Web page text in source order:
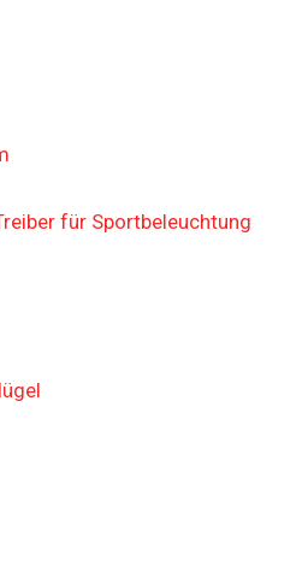
für Sportbeleuchtung